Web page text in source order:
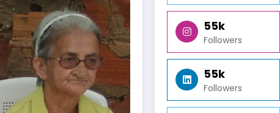
55k
Followers
55k
Followers